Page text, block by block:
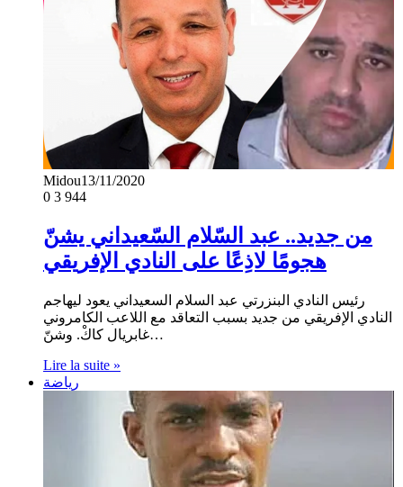
Midou13/11/2020
0 3 944
من جديد.. عبد السّلام السّعيداني يشنّ
هجومًا لاذِعًا على النادي الإفريقي
رئيس النادي البنزرتي عبد السلام السعيداني يعود ليهاجم
النادي الإفريقي من جديد بسبب التعاقد مع اللاعب الكامروني
غابريال كاكْ. وشنّ…
Lire la suite »
رياضة